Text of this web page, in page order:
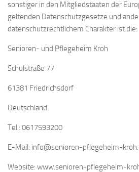
sonstiger in den Mitgliedstaaten der
geltenden Datenschutzgesetze und
datenschutzrechtlichem Charakter ist die:
Senioren- und Pflegeheim Kroh
Schulstraße 77
61381 Friedrichsdorf
Deutschland
Tel.: 0617593200
E-Mail: info@senioren-pflegeheim-
Website: www.senioren-pflegeheim-